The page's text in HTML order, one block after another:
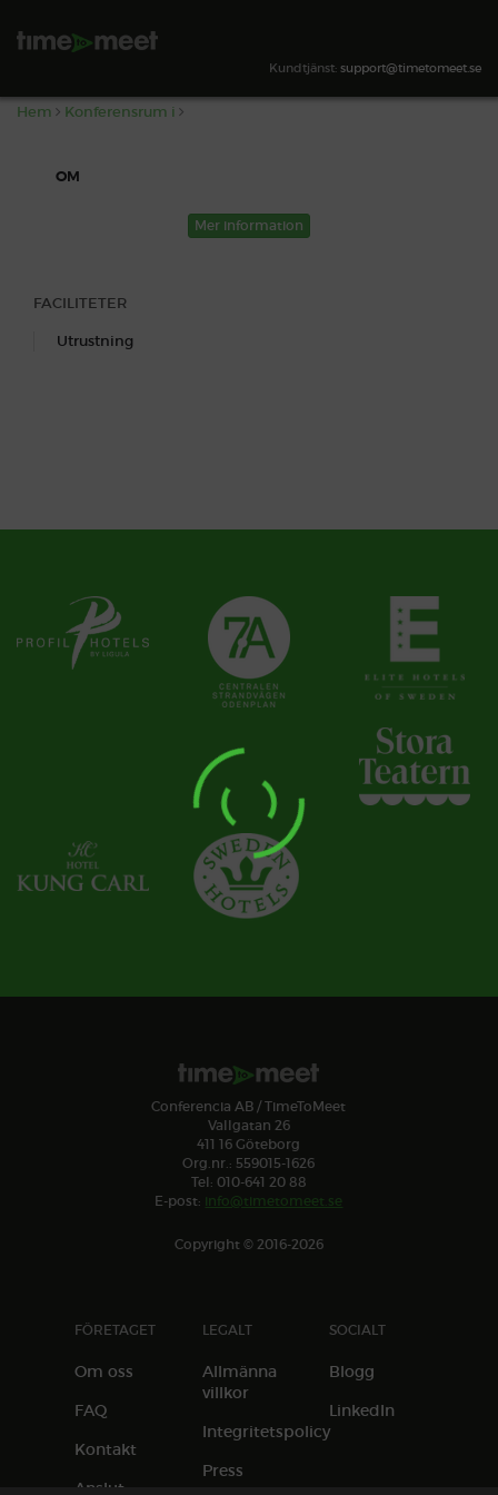
Kundtjänst: support@timetomeet.se
Hem Konferensrum i
OM
Mer information
FACILITETER
Utrustning
Conferencia AB / TimeToMeet
Vallgatan 26
411 16 Göteborg
Org.nr.: 559015-1626
Tel: 010-641 20 88
E-post: info@timetomeet.se
Copyright © 2016-2026
FÖRETAGET
Om oss
FAQ
Kontakt
Anslut
LEGALT
Allmänna
villkor
Integritetspolicy
Press
SOCIALT
Blogg
LinkedIn